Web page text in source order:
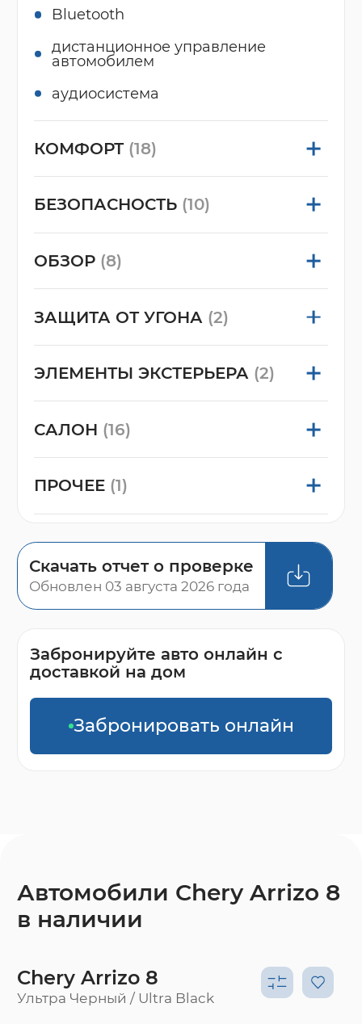
Bluetooth
дистанционное управление
автомобилем
аудиосистема
КОМФОРТ (18)
БЕЗОПАСНОСТЬ (10)
ОБЗОР (8)
ЗАЩИТА ОТ УГОНА (2)
ЭЛЕМЕНТЫ ЭКСТЕРЬЕРА (2)
САЛОН (16)
ПРОЧЕЕ (1)
Скачать отчет о проверке
Обновлен 03 августа 2026 года
Забронируйте авто онлайн с
доставкой на дом
Забронировать онлайн
Автомобили Chery Arrizo 8
в наличии
Chery Arrizo 8
Ультра Черный / Ultra Black